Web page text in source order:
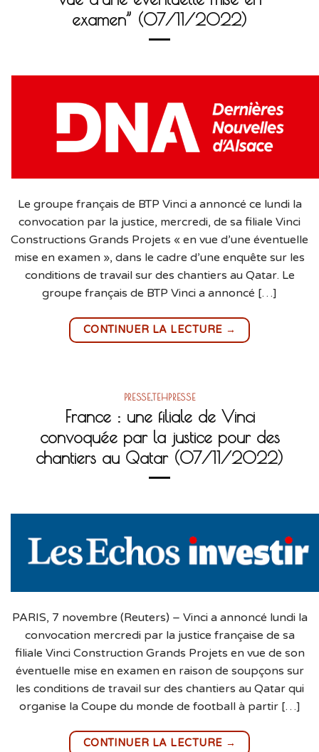
examen” (07/11/2022)
Le groupe français de BTP Vinci a annoncé ce lundi la
convocation par la justice, mercredi, de sa filiale Vinci
Constructions Grands Projets « en vue d’une éventuelle
mise en examen », dans le cadre d’une enquête sur les
conditions de travail sur des chantiers au Qatar. Le
groupe français de BTP Vinci a annoncé […]
CONTINUER LA LECTURE →
PRESSE,TEHPRESSE
France : une filiale de Vinci
convoquée par la justice pour des
chantiers au Qatar (07/11/2022)
PARIS, 7 novembre (Reuters) – Vinci a annoncé lundi la
convocation mercredi par la justice française de sa
filiale Vinci Construction Grands Projets en vue de son
éventuelle mise en examen en raison de soupçons sur
les conditions de travail sur des chantiers au Qatar qui
organise la Coupe du monde de football à partir […]
CONTINUER LA LECTURE →